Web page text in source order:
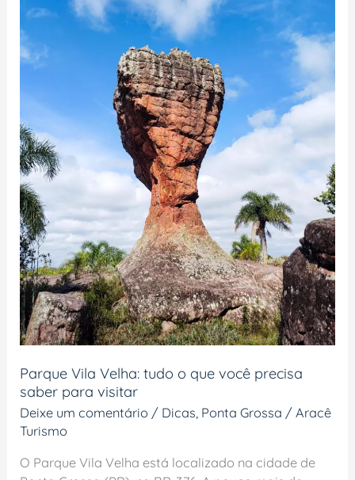
Parque Vila Velha: tudo o que você precisa
saber para visitar
Deixe um comentário / Dicas Ponta Grossa /Aracê
Turismo
O Parque Vila Velha está localizado na cidade de
o
que
você
precisa
para
visitar